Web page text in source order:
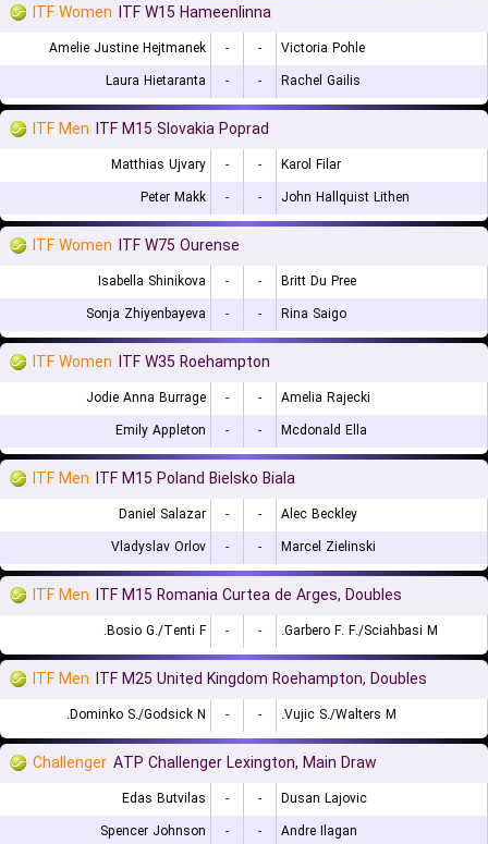
ITF Women ITF W15 Hameenlinna
Amelie Justine Hejtmanek - -
Victoria Pohle
Laura Hietaranta
- - Rachel Gailis
ITF Men ITF M15 Slovakia Poprad
Matthias Ujvary - -
Karol Filar
Peter Makk
- - John Hallquist Lithen
ITF Women ITF W75 Ourense
Isabella Shinikova - -
Britt Du Pree
Sonja Zhiyenbayeva
- - Rina Saigo
ITF Women ITF W35 Roehampton
Jodie Anna Burrage - -
Amelia Rajecki
Emily Appleton
- - Mcdonald Ella
ITF Men ITF M15 Poland Bielsko Biala
Daniel Salazar - -
Alec Beckley
Vladyslav Orlov
- - Marcel Zielinski
ITF Men ITF M15 Romania Curtea de Arges, Doubles
Bosio G./Tenti F. - - Garbero F. F./Sciahbasi M.
ITF Men ITF M25 United Kingdom Roehampton, Doubles
Dominko S./Godsick N. - - Vujic S./Walters M.
Challenger ATP Challenger Lexington, Main Draw
Edas Butvilas - -
Dusan Lajovic
Spencer Johnson
- - Andre Ilagan